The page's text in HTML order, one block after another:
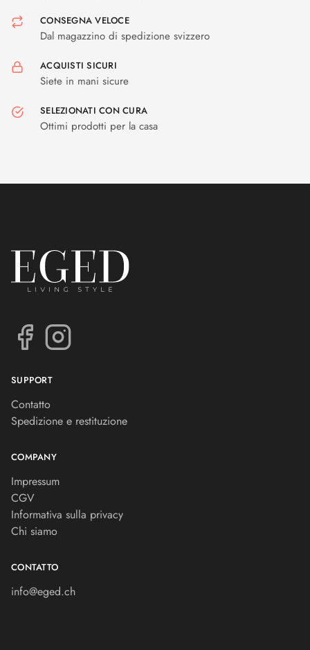
CONSEGNA VELOCE
Dal magazzino di spedizione svizzero
ACQUISTI SICURI
Siete in mani sicure
SELEZIONATI CON CURA
Ottimi prodotti per la casa
SUPPORT
Contatto
Spedizione e restituzione
COMPANY
Impressum
CGV
Informativa sulla privacy
Chi siamo
CONTATTO
info@eged.ch